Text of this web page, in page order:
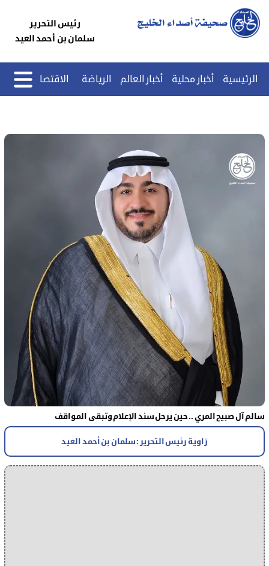
رئيس التحرير
سلمان بن أحمد العيد
الرئيسية أخبار محلية أخبار العالم الرياضة الاقتصاد
سالم آل صبيح المري .. حين يرحل سند الإعلام وتبقى المواقف
زاوية رئيس التحرير : سلمان بن أحمد العيد